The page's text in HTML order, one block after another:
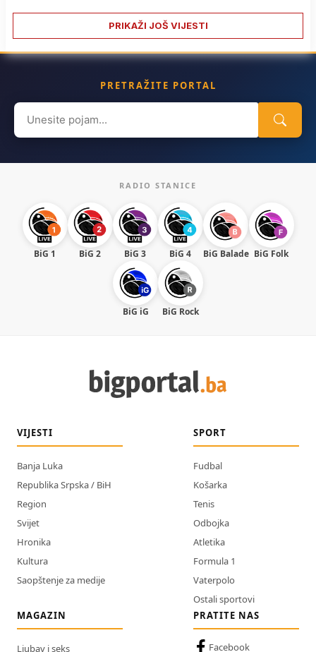
PRIKAŽI JOŠ VIJESTI
PRETRAŽITE PORTAL
Search
for:
RADIO STANICE
BiG 1 BiG 2 BiG 3 BiG 4 BiG Balade BiG Folk
BiG iG BiG Rock
VIJESTI
Banja Luka
Republika Srpska / BiH
Region
Svijet
Hronika
Kultura
Saopštenje za medije
SPORT
Fudbal
Košarka
Tenis
Odbojka
Atletika
Formula 1
Vaterpolo
Ostali sportovi
MAGAZIN
Ljubav i seks
PRATITE NAS
Facebook